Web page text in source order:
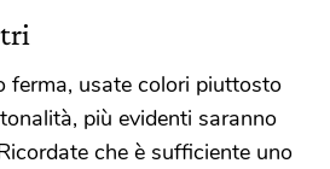
ferma, usate colori piuttosto
più evidenti saranno
che è sufficiente uno